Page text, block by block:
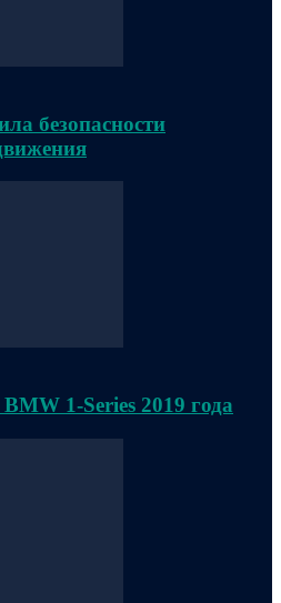
безопасности
1-Series 2019 года